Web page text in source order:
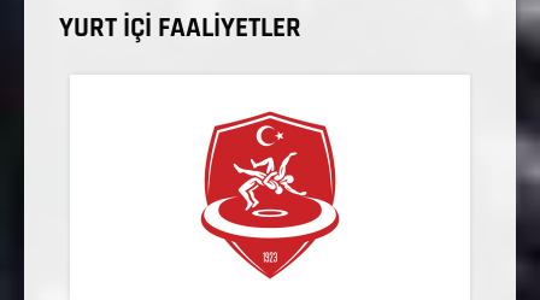
YURT İÇİ FAALİYETLER